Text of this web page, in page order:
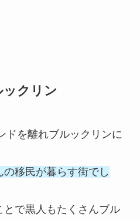
ックリン
ドを離れブルックリンに
移民が暮らす街でし
とで黒人もたくさんブル